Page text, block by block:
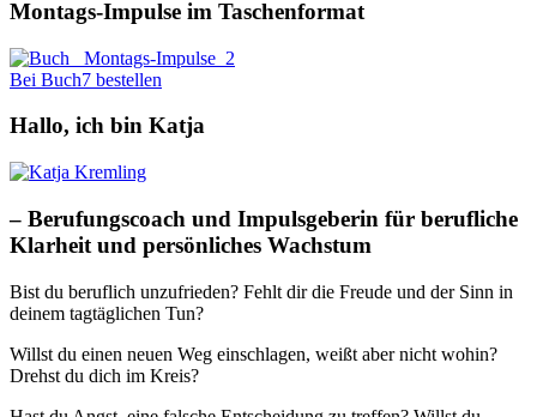
Montags-Impulse im Taschenformat
Bei Buch7 bestellen
Hallo, ich bin Katja
– Berufungscoach und Impulsgeberin für berufliche
Klarheit und persönliches Wachstum
Bist du beruflich unzufrieden? Fehlt dir die Freude und der Sinn in
deinem tagtäglichen Tun?
Willst du einen neuen Weg einschlagen, weißt aber nicht wohin?
Drehst du dich im Kreis?